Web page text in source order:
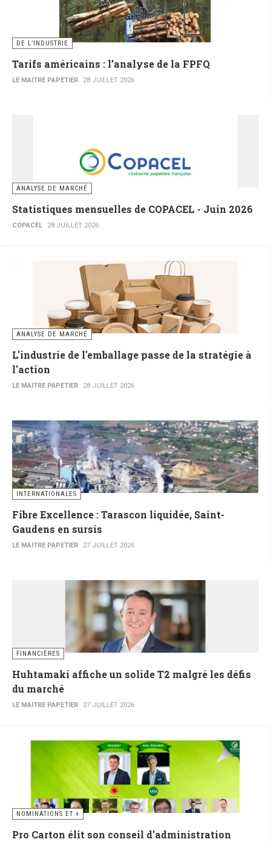
DE L’INDUSTRIE
Tarifs américains : l’analyse de la FPFQ
LE MAITRE PAPETIER 28 JUILLET 2026
ANALYSE DE MARCHÉ
Statistiques mensuelles de COPACEL - Juin 2026
COPACEL 28 JUILLET 2026
ANALYSE DE MARCHÉ
L'industrie de l'emballage passe de la stratégie à
l'action
LE MAITRE PAPETIER 28 JUILLET 2026
INTERNATIONALES
Fibre Excellence : Tarascon liquidée, Saint-
Gaudens en sursis
LE MAITRE PAPETIER 27 JUILLET 2026
FINANCIÈRES
Huhtamaki affiche un solide T2 malgré les défis
du marché
LE MAITRE PAPETIER 27 JUILLET 2026
NOMINATIONS ET +
Pro Carton élit son conseil d'administration